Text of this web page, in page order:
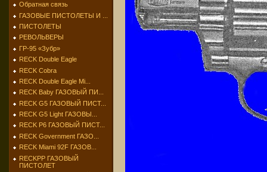
Обратная связь
ГАЗОВЫЕ ПИСТОЛЕТЫ И ...
ПИСТОЛЕТЫ
РЕВОЛЬВЕРЫ
ГР-95 «Зубр»
RECK Double Eagle
RECK Cobra
RECK Double Eagle Mi...
RECK Baby ГАЗОВЫЙ ПИ...
RECK G5 ГАЗОВЫЙ ПИСТ...
RECK G5 Light ГАЗОВЫ...
RECK P6 ГАЗОВЫЙ ПИСТ...
RECK Government ГАЗО...
RECK Miami 92F ГАЗОВ...
RECKPP ГАЗОВЫЙ
ПИСТОЛЕТ